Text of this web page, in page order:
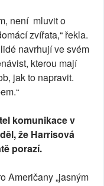
není mluvit o
zvířata,“ řekla.
navrhují ve svém
kterou mají
jak to napravit.
komunikace v
že Harrisová
porazí.
Američany „jasným